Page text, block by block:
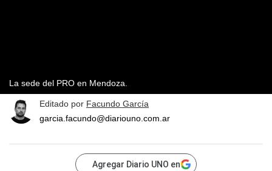
La sede del PRO en Mendoza.
Editado por Facundo García
garcia.facundo@diariouno.com.ar
Agregar Diario UNO en